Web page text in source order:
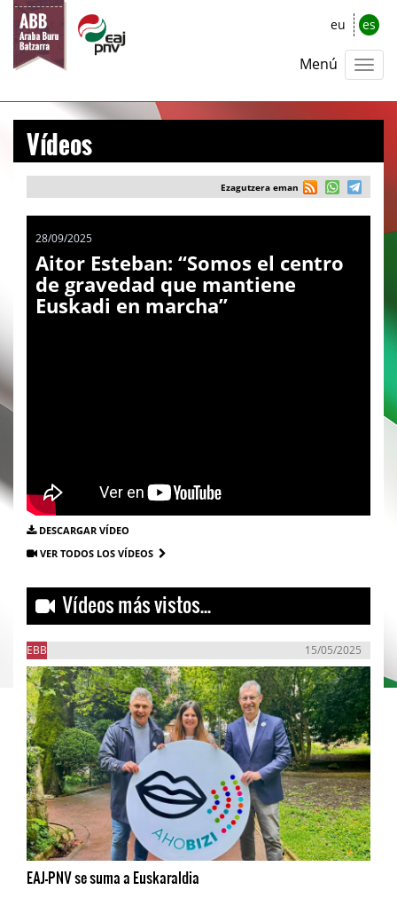
eu es
Menú
Vídeos
Ezagutzera eman
28/09/2025
Aitor Esteban: “Somos el centro
de gravedad que mantiene
Euskadi en marcha”
DESCARGAR VÍDEO
VER TODOS LOS VÍDEOS
Vídeos más vistos...
EBB 15/05/2025
EAJ-PNV se suma a Euskaraldia